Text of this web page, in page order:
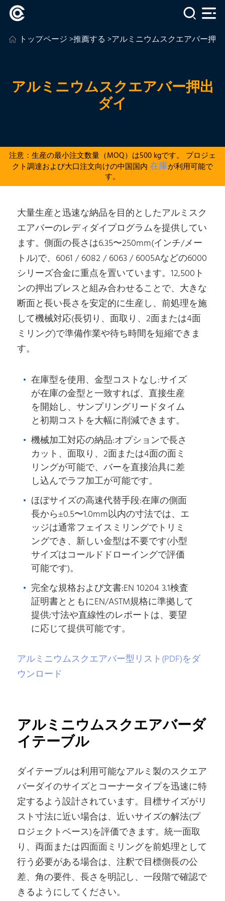
トップページ>推薦する >アルミニウムスクエアバー押
アルミニウムスクエアバー押出
ダイ
注意：生産の最小注文数量（MOQ）は500 kgです。 プロジェ
クト調達および大口注文向けの中国国内 在庫が利用可能で
す。
大量生産と迅速な納品を目的としたアルミスク
エアバーのレディダイプログラムを提供してい
ます。側面の長さは6.35〜250mm(インチ/メー
トル)で、6061 / 6082 / 6063 / 6005Aなどの6000
シリーズ合金に重点を置いています。12,500ト
ンの押出プレスと組み合わせることで、大きな
断面と長い長さを安定的に生産し、前処理を施
して機械対応(長切り、面取り、2面または4面
ミリング)で準備作業や待ち時間を短縮できま
す。
在庫型を使用、金型コストなし:サイズ
が在庫の金型と一致すれば、直接生産
を開始し、サンプリングリードタイム
と初期コストを大幅に削減できます。
機械加工対応の納品:オプションで長さ
カット、面取り、2面または4面の面ミ
リングが可能で、バーを直接治具に差
し込んでラフ加工が可能です。
ほぼサイズの高速代替手段:在庫の側面
長から±0.5〜1.0mm以内の寸法では、エ
ッジは通常フェイスミリングでトリミ
ングでき、新しい金型は不要です(小型
サイズはコールドドローイングで評価
可能です)。
完全な規格および文書:EN 10204 3.1検査
証明書とともにEN/ASTM規格に準拠して
提供;寸法や直線性のレポートは、要望
に応じて提供可能です。
アルミニウムスクエアバー型リスト(PDF)をダ
ウンロード
アルミニウムスクエアバーダ
イテーブル
ダイテーブルは利用可能なアルミ製のスクエア
バーダイのサイズとコーナータイプを迅速に特
定するよう設計されています。目標サイズがリ
スト寸法に近い場合は、近いサイズの解法(プ
ロジェクトベース)を評価できます。統一面取
り、両面または四面面ミリングを前処理として
行う必要がある場合は、注釈で目標側長の公
差、角の要件、長さを明記し、一段階で確認で
きるようにしてください。